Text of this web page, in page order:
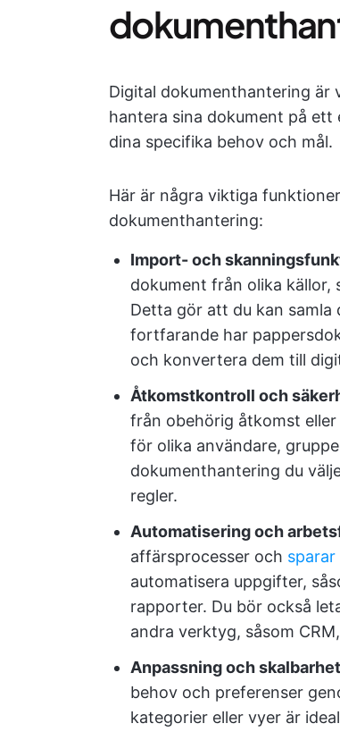
Digital dokumenthantering är
hantera sina dokument på
dina specifika behov och mål.
Här är några viktiga
dokumenthantering:
Import- och
dokument från olika källor,
Detta gör att du kan samla
fortfarande har
och konvertera dem till
Åtkomstkontroll och
från obehörig åtkomst
för olika användare,
dokumenthantering du
regler.
Automatisering och
affärsprocesser och sparar
automatisera uppgifter,
rapporter. Du bör också
andra verktyg, såsom
Anpassning och
behov och preferenser
kategorier eller vyer är